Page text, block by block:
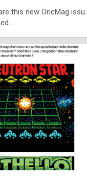
this new OricMag issu.